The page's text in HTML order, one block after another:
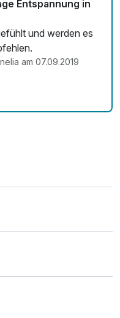
Entspannung in
und werden es
am 07.09.2019